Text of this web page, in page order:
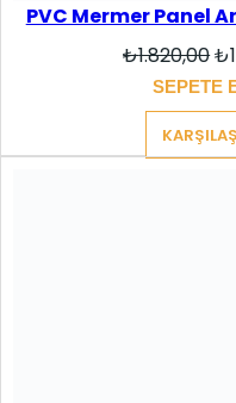
PVC Mermer Panel
₺1.820,00₺
SEPETE